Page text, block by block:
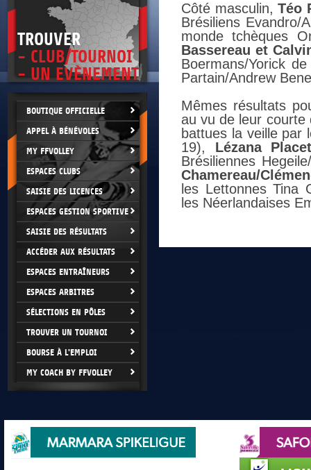
TROUVER
- CLUB/TOURNOI
- UN EVÈNEMENT
BOUTIQUE OFFICIELLE
APPEL À BÉNÉVOLES
MY FFVOLLEY
ESPACES CLUBS
SAISIE DES LICENCES
ESPACES GESTION SPORTIVE
SAISIE DES RÉSULTATS
ACCÉDER AUX RÉSULTATS
ESPACES ENTRAÎNEURS
ESPACES ARBITRES
SÉLECTIONS EN PÔLES
TROUVER UN TOURNOI
BOURSE À L'EMPLOI
MY COACH BY FFVOLLEY
Côté masculin,Téo
Brésiliens Evandro/
monde tchèques
Bassereau et
Boermans/Yorick
Partain/Andrew
Mêmes résultats
au vu de leur courte
battues la veille par
19), Lézana
Brésiliennes
Chamereau/
les Lettonnes Tina
les Néerlandaises